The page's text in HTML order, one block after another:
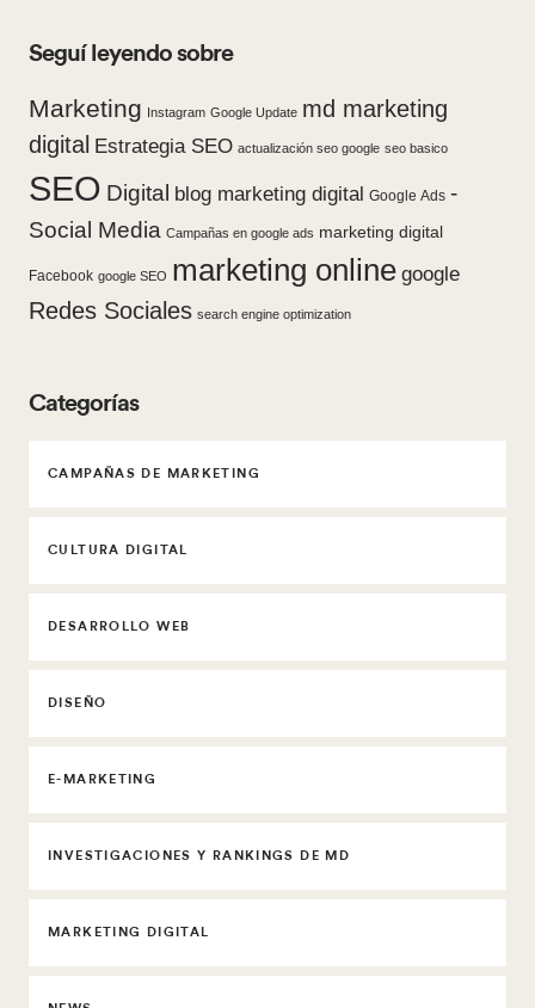
Seguí leyendo sobre
Marketing Instagram Google Update md marketing
digital Estrategia SEO actualización seo google seo basico
SEO Digital blog marketing digital Google Ads -
Social Media Campañas en google ads marketing digital
Facebook google SEO marketing online google
Redes Sociales search engine optimization
Categorías
CAMPAÑAS DE MARKETING
CULTURA DIGITAL
DESARROLLO WEB
DISEÑO
E-MARKETING
INVESTIGACIONES Y RANKINGS DE MD
MARKETING DIGITAL